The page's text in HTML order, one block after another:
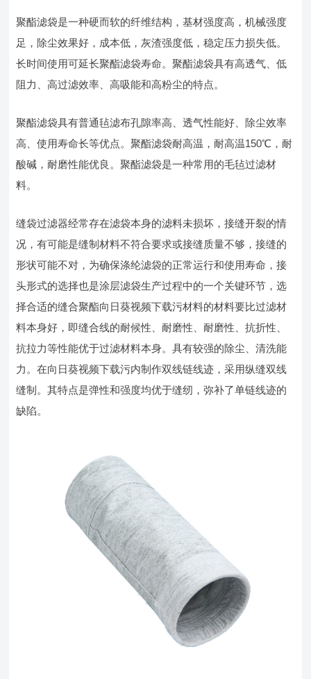
聚酯滤袋是一种硬而软的纤维结构，基材强度高，机械强度
足，除尘效果好，成本低，灰渣强度低，稳定压力损失低。
长时间使用可延长聚酯滤袋寿命。聚酯滤袋具有高透气、低
阻力、高过滤效率、高吸能和高粉尘的特点。
聚酯滤袋具有普通毡滤布孔隙率高、透气性能好、除尘效率
高、使用寿命长等优点。聚酯滤袋耐高温，耐高温150℃，耐
酸碱，耐磨性能优良。聚酯滤袋是一种常用的毛毡过滤材
料。
缝袋过滤器经常存在滤袋本身的滤料未损坏，接缝开裂的情
况，有可能是缝制材料不符合要求或接缝质量不够，接缝的
形状可能不对，为确保涤纶滤袋的正常运行和使用寿命，接
头形式的选择也是涂层滤袋生产过程中的一个关键环节，选
择合适的缝合聚酯向日葵视频下载污材料的材料要比过滤材
料本身好，即缝合线的耐候性、耐磨性、耐磨性、抗折性、
抗拉力等性能优于过滤材料本身。具有较强的除尘、清洗能
力。在向日葵视频下载污内制作双线链线迹，采用纵缝双线
缝制。其特点是弹性和强度均优于缝纫，弥补了单链线迹的
缺陷。